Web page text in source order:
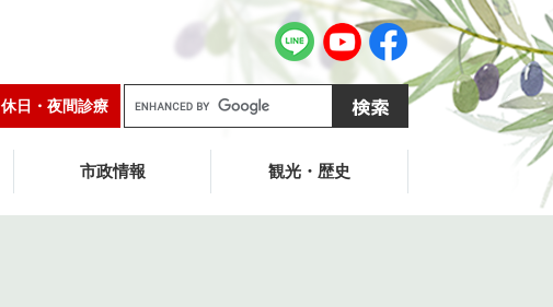
休日・夜間診療
g
e
市政情報 観光・歴史